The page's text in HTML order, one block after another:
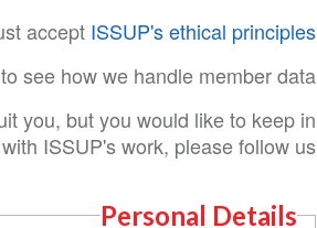
accept ISSUP's ethical principles
to see how we handle member data.
you, but you would like to keep in
ISSUP's work, please follow us:
Personal Details